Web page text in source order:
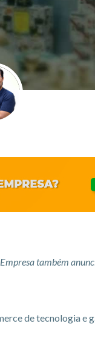
também
de tecnologia e